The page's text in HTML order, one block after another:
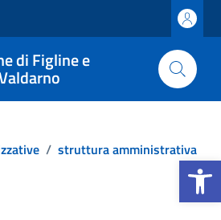
Apri la
di Figline e
/ struttura amministrativa